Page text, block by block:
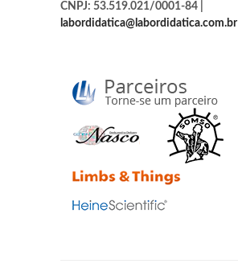
CNPJ: 53.519.021/0001-84 |
labordidatica@labordidatica.com.br